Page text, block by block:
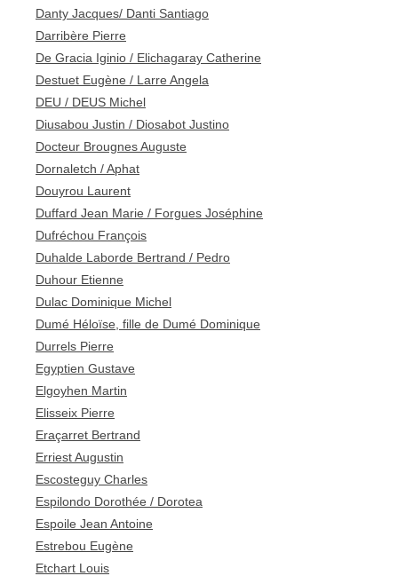
Danty Jacques/ Danti Santiago
Darribère Pierre
De Gracia Iginio / Elichagaray Catherine
Destuet Eugène / Larre Angela
DEU / DEUS Michel
Diusabou Justin / Diosabot Justino
Docteur Brougnes Auguste
Dornaletch / Aphat
Douyrou Laurent
Duffard Jean Marie / Forgues Joséphine
Dufréchou François
Duhalde Laborde Bertrand / Pedro
Duhour Etienne
Dulac Dominique Michel
Dumé Héloïse, fille de Dumé Dominique
Durrels Pierre
Egyptien Gustave
Elgoyhen Martin
Elisseix Pierre
Eraçarret Bertrand
Erriest Augustin
Escosteguy Charles
Espilondo Dorothée / Dorotea
Espoile Jean Antoine
Estrebou Eugène
Etchart Louis